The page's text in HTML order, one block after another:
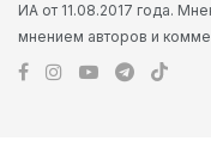
ИА от 11.08.2017 года.
мнением авторов и